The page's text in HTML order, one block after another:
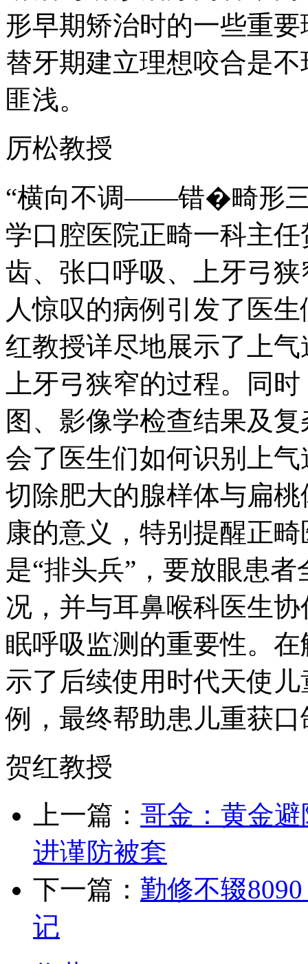
形早期矫治时的一些重
替牙期建立理想咬合是
匪浅。
厉松教授
“横向不调——错�畸形三
学口腔医院正畸一科主
齿、张口呼吸、上牙弓
人惊叹的病例引发了医
红教授详尽地展示了上
上牙弓狭窄的过程。同
图、影像学检查结果及
会了医生们如何识别上
切除肥大的腺样体与扁
康的意义，特别提醒正
是“排头兵”，要放眼患
况，并与耳鼻喉科医生
眠呼吸监测的重要性。
示了后续使用时代天使
例，最终帮助患儿重获
贺红教授
上一篇： 哥金：黄金
进谨防被套
下一篇： 勤修不辍
记